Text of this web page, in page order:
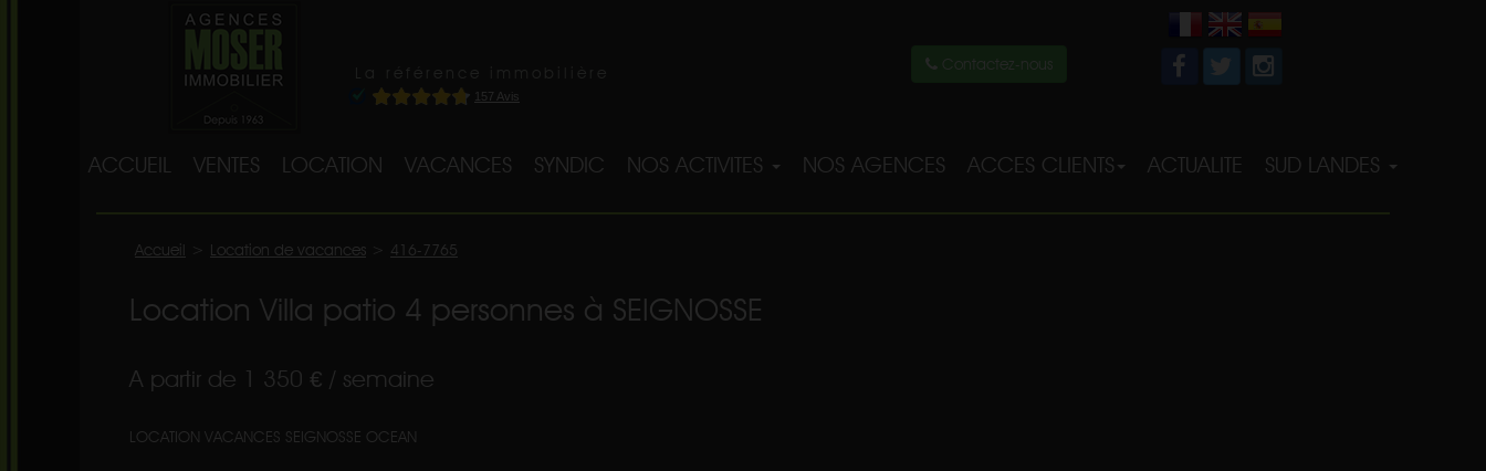
Contactez-nous
ACCUEIL VENTES LOCATION VACANCES SYNDIC NOS ACTIVITES NOS AGENCES ACCES CLIENTS ACTUALITE SUD LANDES
Accueil Location de vacances 416-7765
Location Villa patio 4 personnes à SEIGNOSSE
A partir de 1 350 € / semaine
LOCATION VACANCES SEIGNOSSE OCEAN